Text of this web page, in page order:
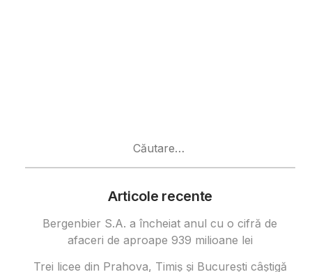
Articole recente
Bergenbier S.A. a încheiat anul cu o cifră de
afaceri de aproape 939 milioane lei
Trei licee din Prahova, Timiș și București câștigă